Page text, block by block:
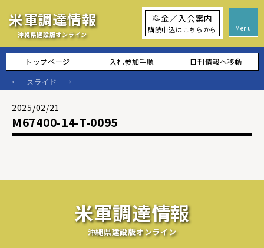
米軍調達情報
沖縄県建設版オンライン
料金／入会案内
購読申込はこちらから
トップページ 入札参加手順 日刊情報へ移動
2025/02/21
M67400-14-T-0095
米軍調達情報
沖縄県建設版オンライン